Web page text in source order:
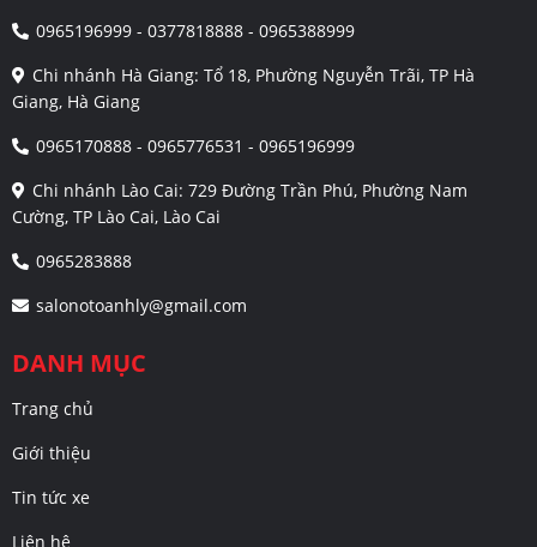
0965196999 - 0377818888 - 0965388999
Chi nhánh Hà Giang: Tổ 18, Phường Nguyễn Trãi, TP Hà
Giang, Hà Giang
0965170888 - 0965776531 - 0965196999
Chi nhánh Lào Cai: 729 Đường Trần Phú, Phường Nam
Cường, TP Lào Cai, Lào Cai
0965283888
salonotoanhly@gmail.com
DANH MỤC
Trang chủ
Giới thiệu
Tin tức xe
Liên hệ